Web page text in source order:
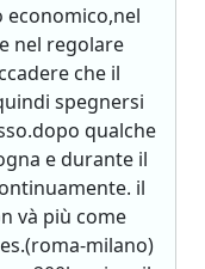
nel regolare
che il
spegnersi
qualche
e durante il
il
và più come
milano)